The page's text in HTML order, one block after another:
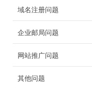
域名注册问题
企业邮局问题
网站推广问题
其他问题